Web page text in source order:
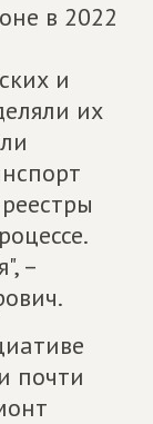
в 2022
и
их
–
почти